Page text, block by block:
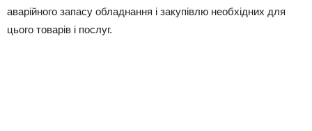
аварійного запасу обладнання і закупівлю необхідних для
цього товарів і послуг.